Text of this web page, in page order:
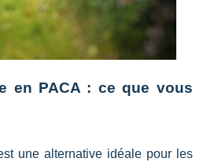
en PACA : ce que vous
une alternative idéale pour les